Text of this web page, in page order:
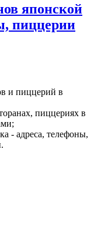
японской
пиццерии
и пиццерий в
пиццериях в
- адреса, телефоны,